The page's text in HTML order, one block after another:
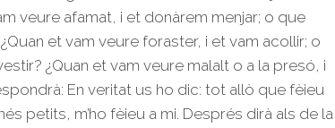
veure afamat, i et donàrem menjar; o que
et vam veure foraster, i et vam acollir; o
¿Quan et vam veure malalt o a la presó, i
En veritat us ho dic: tot allò que fèieu
petits, m’ho fèieu a mi. Després dirà als de la